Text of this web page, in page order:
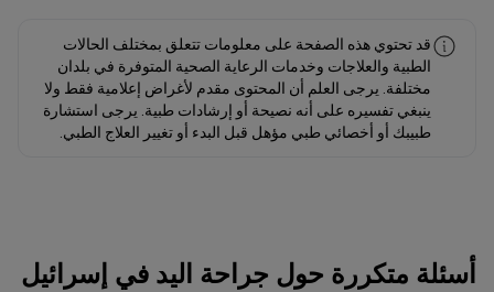
قد تحتوي هذه الصفحة على معلومات تتعلق بمختلف الحالات
الطبية والعلاجات وخدمات الرعاية الصحية المتوفرة في بلدان
مختلفة. يرجى العلم أن المحتوى مقدم لأغراض إعلامية فقط ولا
ينبغي تفسيره على أنه نصيحة أو إرشادات طبية. يرجى استشارة
طبيبك أو أخصائي طبي مؤهل قبل البدء أو تغيير العلاج الطبي.
أسئلة متكررة حول جراحة اليد في إسرائيل